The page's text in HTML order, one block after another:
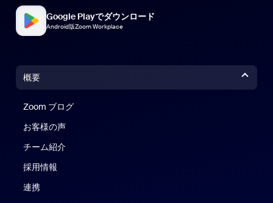
Google Playでダウンロード
Android版Zoom Workplace
概要
Zoom ブログ
お客様の声
チーム紹介
採用情報
連携